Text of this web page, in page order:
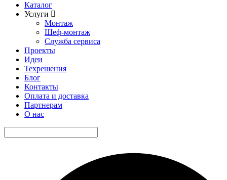
Каталог
Услуги
Монтаж
Шеф-монтаж
Служба сервиса
Проекты
Идеи
Техрешения
Блог
Контакты
Оплата и доставка
Партнерам
О нас